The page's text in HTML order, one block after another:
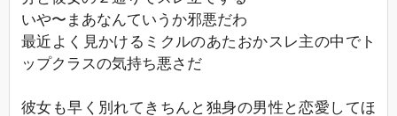
いや〜まあなんていうか邪悪だわ
最近よく見かけるミクルのあたおかスレ主の中でト
ップクラスの気持ち悪さだ
彼女も早く別れてきちんと独身の男性と恋愛してほ